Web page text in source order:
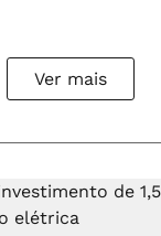
Ver mais